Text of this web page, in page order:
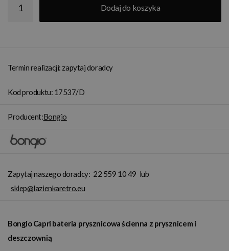
Dodaj do koszyka
Termin realizacji: zapytaj doradcy
Kod produktu: 17537/D
Producent:Bongio
Zapytaj naszego doradcy: 22 559 10 49 lub
sklep@lazienkaretro.eu
Bongio Capri bateria prysznicowa ścienna z prysznicem i
deszczownią